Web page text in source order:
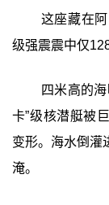
这座藏在
级强震震中仅
四米高的
卡”级核潜艇被
变形。海水倒灌
淹。